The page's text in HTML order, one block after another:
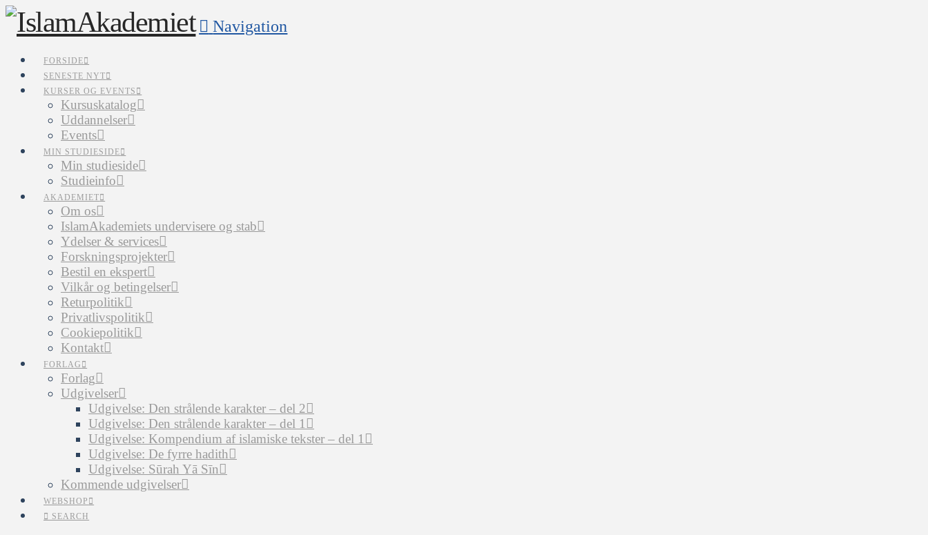
Navigation
FORSIDE
SENESTE NYT
KURSER OG EVENTS
Kursuskatalog
Uddannelser
Events
MIN STUDIESIDE
Min studieside
Studieinfo
AKADEMIET
Om os
IslamAkademiets undervisere og stab
Ydelser & services
Forskningsprojekter
Bestil en ekspert
Vilkår og betingelser
Returpolitik
Privatlivspolitik
Cookiepolitik
Kontakt
FORLAG
Forlag
Udgivelser
Udgivelse: Den strålende karakter – del 2
Udgivelse: Den strålende karakter – del 1
Udgivelse: Kompendium af islamiske tekster – del 1
Udgivelse: De fyrre hadith
Udgivelse: Sūrah Yā Sīn
Kommende udgivelser
WEBSHOP
SEARCH